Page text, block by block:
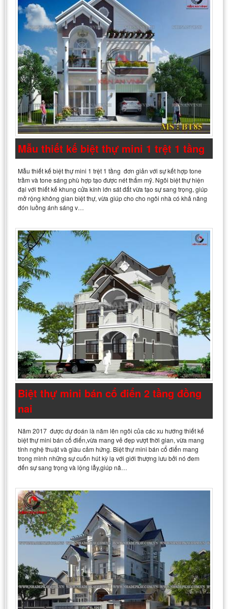
Mẫu thiết kế biệt thự mini 1 trệt 1 tầng
Mẫu thiết kế biệt thự mini 1 trệt 1 tầng đơn giản với sự kết hợp tone
trầm và tone sáng phù hợp tạo được nét thẩm mỹ. Ngôi biệt thự hiện
đại với thiết kế khung cửa kính lớn sát đất vừa tạo sự sang trọng, giúp
mở rộng không gian biệt thự, vừa giúp cho cho ngôi nhà có khả năng
đón luồng ánh sáng v…
Biệt thự mini bán cổ điển 2 tầng đồng
nai
Năm 2017 được dự đoán là năm lên ngôi của các xu hướng thiết kế
biệt thự mini bán cổ điển,vừa mang vẻ đẹp vượt thời gian, vừa mang
tính nghệ thuật và giàu cảm hứng. Biệt thự mini bán cổ điển mang
trong mình những sự cuốn hút kỳ lạ với giới thượng lưu bởi nó đem
đến sự sang trọng và lộng lẫy,giúp nâ…